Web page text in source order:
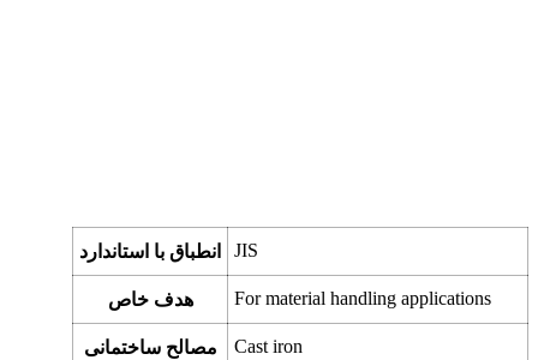
انطباق با استاندارد JIS
هدف خاص For material handling applications
مصالح ساختمانی Cast iron